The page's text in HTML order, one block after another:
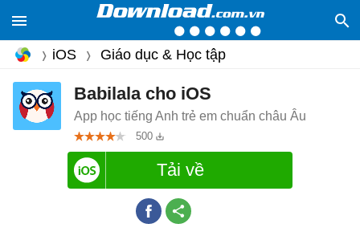
iOS Giáo dục & Học tập
Babilala cho iOS
App học tiếng Anh trẻ em chuẩn châu Âu
500
Tải về